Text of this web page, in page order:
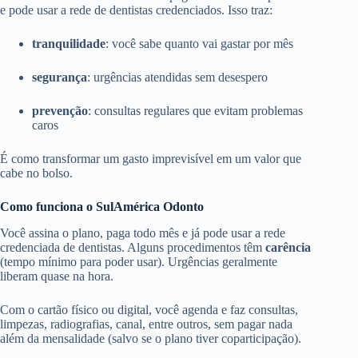
e pode usar a rede de dentistas credenciados. Isso traz:
tranquilidade: você sabe quanto vai gastar por mês
segurança: urgências atendidas sem desespero
prevenção: consultas regulares que evitam problemas
caros
É como transformar um gasto imprevisível em um valor que
cabe no bolso.
Como funciona o SulAmérica Odonto
Você assina o plano, paga todo mês e já pode usar a rede
credenciada de dentistas. Alguns procedimentos têm carência
(tempo mínimo para poder usar). Urgências geralmente
liberam quase na hora.
Com o cartão físico ou digital, você agenda e faz consultas,
limpezas, radiografias, canal, entre outros, sem pagar nada
além da mensalidade (salvo se o plano tiver coparticipação).